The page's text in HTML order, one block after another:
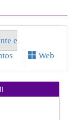
e
Web